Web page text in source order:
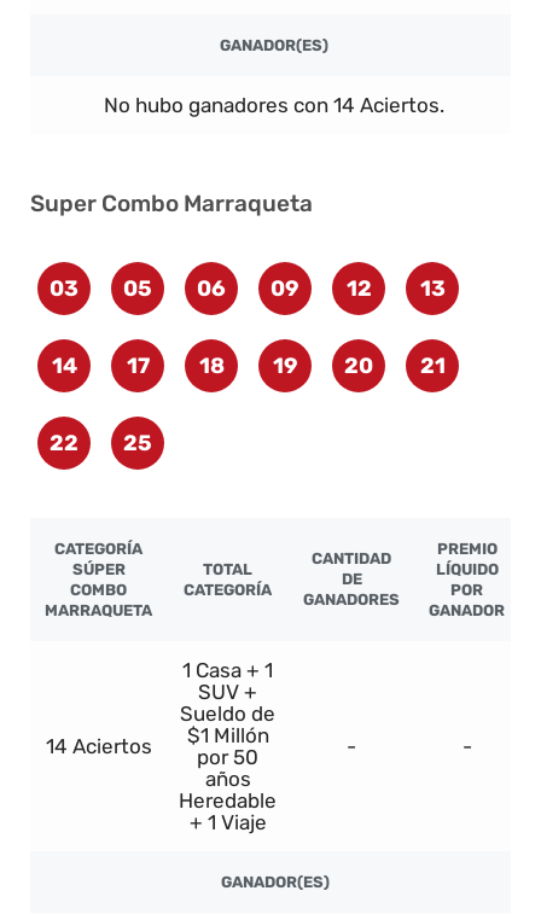
GANADOR(ES)
No hubo ganadores con 14 Aciertos.
Super Combo Marraqueta
03 05 06 09 12 13
14 17 18 19 20 21
22 25
CATEGORÍA
SÚPER
COMBO
MARRAQUETA
TOTAL
CATEGORÍA
CANTIDAD
DE
GANADORES
PREMIO
LÍQUIDO
POR
GANADOR
14 Aciertos
1 Casa + 1
SUV +
Sueldo de
$1 Millón
por 50
años
Heredable
+ 1 Viaje
- -
GANADOR(ES)